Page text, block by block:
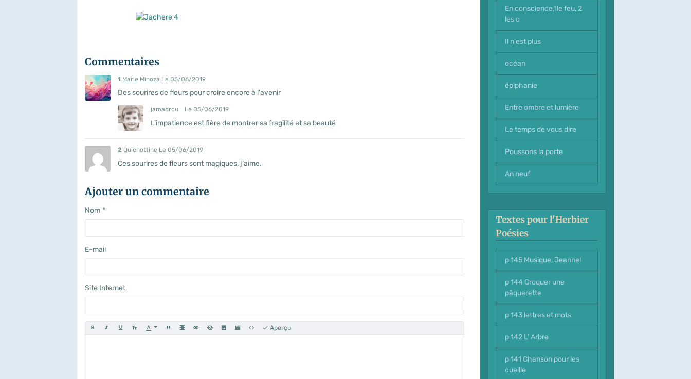
Commentaires
1 Marie Minoza Le 05/06/2019
Des sourires de fleurs pour croire encore à l'avenir
jamadrou Le 05/06/2019
L'impatience est fière de montrer sa fragilité et sa beauté
2 Quichottine Le 05/06/2019
Ces sourires de fleurs sont magiques, j'aime.
Ajouter un commentaire
Nom
E-mail
Site Internet
Aperçu
En conscience,1le feu, 2
les c
Il n'est plus
océan
épiphanie
Entre ombre et lumière
Le temps de vous dire
Poussons la porte
An neuf
Textes pour l'Herbier
Poésies
p 145 Musique, Jeanne!
p 144 Croquer une
pâquerette
p 143 lettres et mots
p 142 L' Arbre
p 141 Chanson pour les
cueille